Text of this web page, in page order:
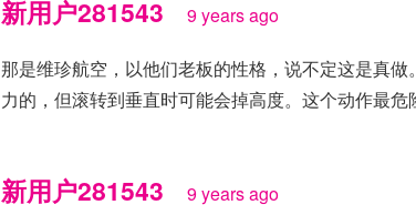
新用户281543 9 years ago
那是维珍航空，以他们老板的性格，说不定这是真
力的，但滚转到垂直时可能会掉高度。这个动作最危
新用户281543 9 years ago